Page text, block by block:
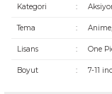
Kategori :
Tema :
Lisans : One
Boyut : 7-11